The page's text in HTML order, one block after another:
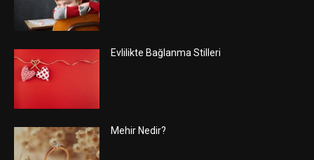
Evlilikte Bağlanma Stilleri
Mehir Nedir?